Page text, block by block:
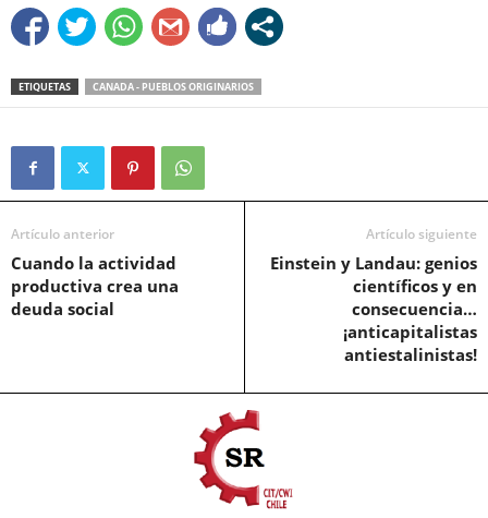
ETIQUETAS CANADA - PUEBLOS ORIGINARIOS
Artículo anterior
Cuando la actividad
productiva crea una
deuda social
Artículo siguiente
Einstein y Landau: genios
científicos y en
consecuencia…
¡anticapitalistas
antiestalinistas!